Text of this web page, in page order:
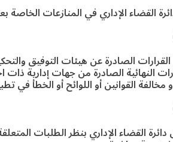
القضاء الإداري في المنازعات الخاصة
القرارات الصادرة عن هيئات التوفيق
النهائية الصادرة من جهات
القوانين أو اللوائح أو الخطأ في
القضاء الإداري بنظر الطلبات